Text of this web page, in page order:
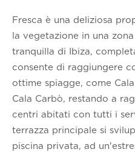
Fresca è una deliziosa
la vegetazione in una
tranquilla di Ibiza,
consente di raggiungere
ottime spiagge, come
Cala Carbò, restando a
centri abitati con tutti i
terrazza principale si
piscina privata, ad